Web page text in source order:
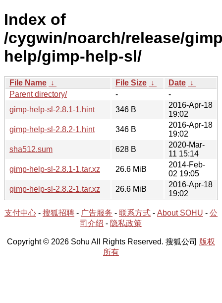
Index of
/cygwin/noarch/release/
help/gimp-help-sl/
File Name ↓ File Size ↓ Date ↓
Parent directory/
-
-
gimp-help-sl-2.8.1-1.hint
346 B
2016-Apr-18
19:02
gimp-help-sl-2.8.2-1.hint
346 B
2016-Apr-18
19:02
sha512.sum
628 B
2020-Mar-
11 15:14
gimp-help-sl-2.8.1-1.tar.xz
26.6 MiB
2014-Feb-
02 19:05
gimp-help-sl-2.8.2-1.tar.xz
26.6 MiB
2016-Apr-18
19:02
支付中心 - 搜狐招聘 - 广告服务 - 联系方式 - About SOHU - 公
司介绍 - 隐私政策
Copyright © 2026 Sohu All Rights Reserved. 搜狐公司 版权
所有